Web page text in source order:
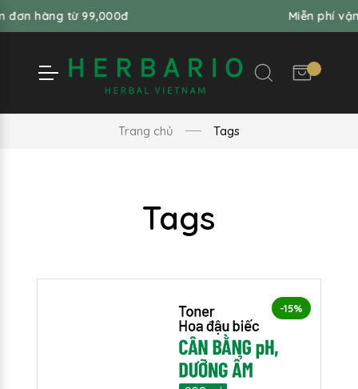
hàng từ 99,000đ Miễn phí
Trang chủ Tags
Tags
-15%